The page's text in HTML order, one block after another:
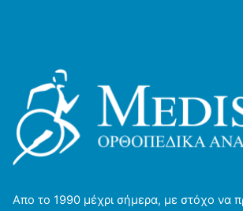
Απο το 1990 μέχρι σήμερα, με στόχο να